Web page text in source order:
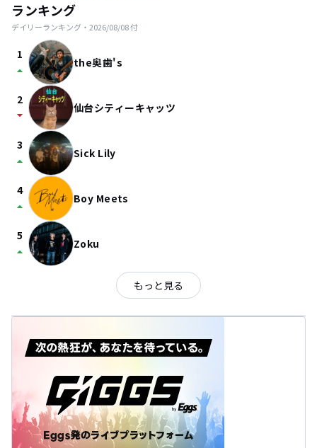
ランキング
デイリーランキング・ 2026/08/08付
1
arrow_drop_up the奥歯's
2
arrow_drop_down 仙台シティーキャッツ
3
arrow_drop_up Sick Lily
4
arrow_drop_up Boy Meets
5
arrow_drop_up Zoku
もっと見る